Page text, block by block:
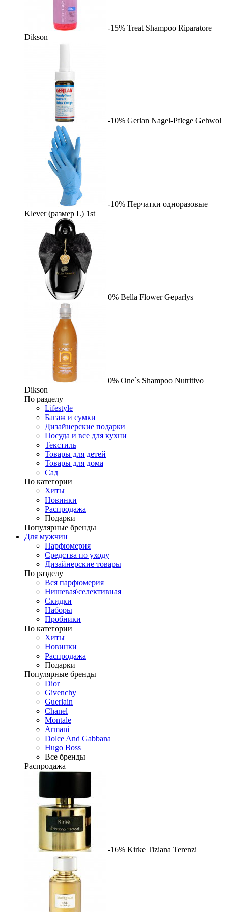
-15% Treat Shampoo Riparatore
Dikson
-10% Gerlan Nagel-Pflege Gehwol
-10% Перчатки одноразовые
Klever (размер L) 1st
0% Bella Flower Geparlys
0% One`s Shampoo Nutritivo
Dikson
По разделу
Lifestyle
Багаж и сумки
Дизайнерские подарки
Посуда и все для кухни
Текстиль
Товары для детей
Товары для дома
Сад
По категории
Хиты
Новинки
Распродажа
Подарки
Популярные бренды
Для мужчин
Парфюмерия
Средства по уходу
Дизайнерские товары
По разделу
Вся парфюмерия
Нишевая\селективная
Скидки
Наборы
Пробники
По категории
Хиты
Новинки
Распродажа
Подарки
Популярные бренды
Dior
Givenchy
Guerlain
Chanel
Montale
Armani
Dolce And Gabbana
Hugo Boss
Все бренды
Распродажа
-16% Kirke Tiziana Terenzi